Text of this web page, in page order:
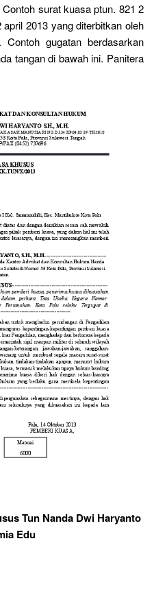
surat kuasa ptun. 821 2
2013 yang diterbitkan oleh
gugatan berdasarkan
tangan di bawah ini. Panitera
Tun Nanda Dwi Haryanto
Edu